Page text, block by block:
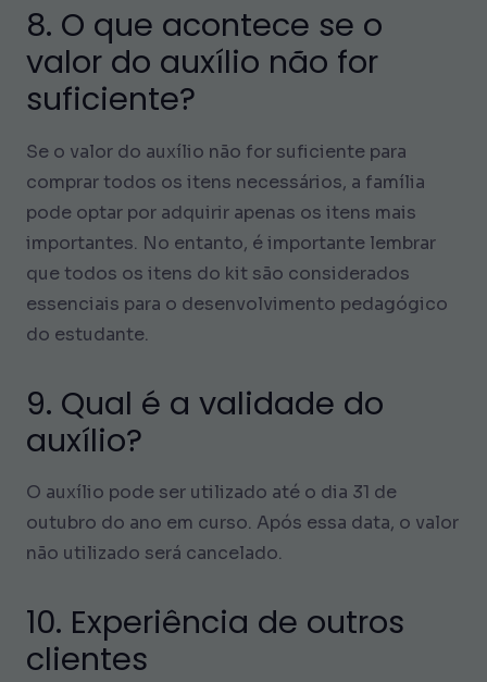
8. O que acontece se o
valor do auxílio não for
suficiente?
Se o valor do auxílio não for suficiente para
comprar todos os itens necessários, a família
pode optar por adquirir apenas os itens mais
importantes. No entanto, é importante lembrar
que todos os itens do kit são considerados
essenciais para o desenvolvimento pedagógico
do estudante.
9. Qual é a validade do
auxílio?
O auxílio pode ser utilizado até o dia 31 de
outubro do ano em curso. Após essa data, o valor
não utilizado será cancelado.
10. Experiência de outros
clientes